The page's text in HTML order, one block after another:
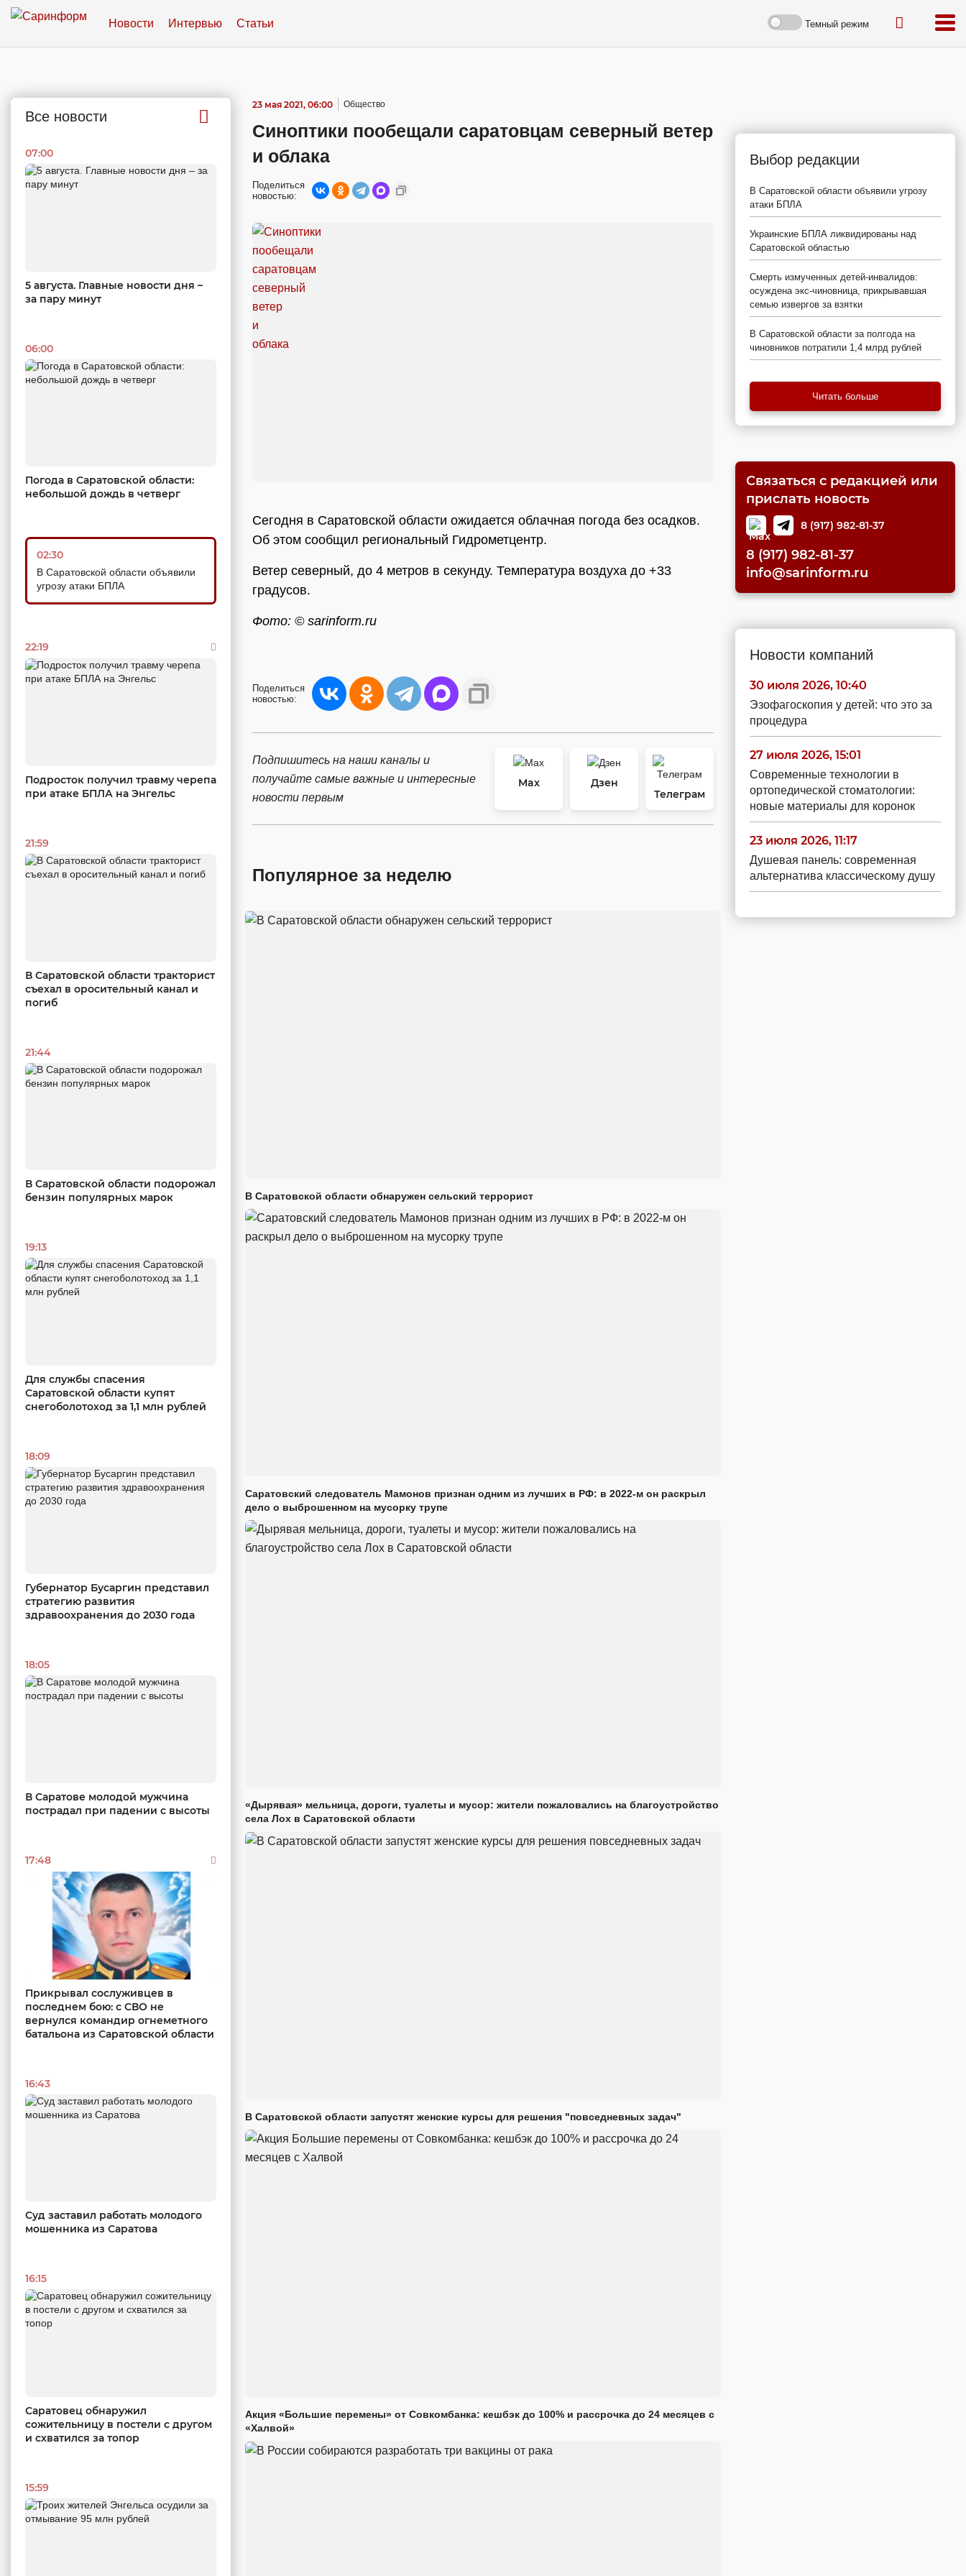
Новости Интервью Статьи Темный режим
Все новости
07:00
5 августа. Главные новости дня –
за пару минут
06:00
Погода в Саратовской области:
небольшой дождь в четверг
02:30
В Саратовской области объявили
угрозу атаки БПЛА
22:19
Подросток получил травму черепа
при атаке БПЛА на Энгельс
21:59
В Саратовской области тракторист
съехал в оросительный канал и
погиб
21:44
В Саратовской области подорожал
бензин популярных марок
19:13
Для службы спасения
Саратовской области купят
снегоболотоход за 1,1 млн рублей
18:09
Губернатор Бусаргин представил
стратегию развития
здравоохранения до 2030 года
18:05
В Саратове молодой мужчина
пострадал при падении с высоты
17:48
Прикрывал сослуживцев в
последнем бою: с СВО не
вернулся командир огнеметного
батальона из Саратовской области
16:43
Суд заставил работать молодого
мошенника из Саратова
16:15
Саратовец обнаружил
сожительницу в постели с другом
и схватился за топор
15:59
23 мая 2021, 06:00 Общество
Синоптики пообещали саратовцам северный ветер
и облака
Поделиться
новостью:
Сегодня в Саратовской области ожидается облачная погода без осадков.
Об этом сообщил региональный Гидрометцентр.
Ветер северный, до 4 метров в секунду. Температура воздуха до +33
градусов.
Фото: © sarinform.ru
Поделиться
новостью:
Подпишитесь на наши каналы и
получайте самые важные и интересные
новости первым
Max
Дзен
Телеграм
Популярное за неделю
В Саратовской области обнаружен сельский террорист
Саратовский следователь Мамонов признан одним из лучших в РФ: в 2022-м он раскрыл
дело о выброшенном на мусорку трупе
«Дырявая» мельница, дороги, туалеты и мусор: жители пожаловались на благоустройство
села Лох в Саратовской области
В Саратовской области запустят женские курсы для решения "повседневных задач"
Акция «Большие перемены» от Совкомбанка: кешбэк до 100% и рассрочка до 24 месяцев с
«Халвой»
Выбор редакции
В Саратовской области объявили угрозу
атаки БПЛА
Украинские БПЛА ликвидированы над
Саратовской областью
Смерть измученных детей-инвалидов:
осуждена экс-чиновница, прикрывавшая
семью извергов за взятки
В Саратовской области за полгода на
чиновников потратили 1,4 млрд рублей
Читать больше
Связаться с редакцией или
прислать новость
8 (917) 982-81-37
8 (917) 982-81-37
info@sarinform.ru
Новости компаний
30 июля 2026, 10:40
Эзофагоскопия у детей: что это за
процедура
27 июля 2026, 15:01
Современные технологии в
ортопедической стоматологии:
новые материалы для коронок
23 июля 2026, 11:17
Душевая панель: современная
альтернатива классическому душу